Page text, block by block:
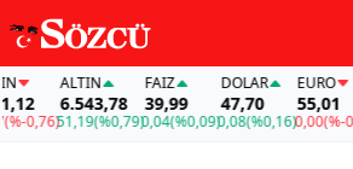
0,76)
ALTIN
6.543,78
51,19(%0,79)
FAİZ
39,99
0,04(%0,09)
DOLAR
47,70
0,08(%0,16)
EURO
55,01
0,00(%-